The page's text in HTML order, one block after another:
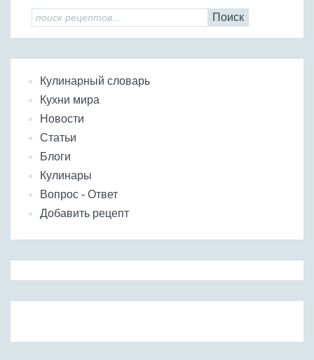
Поиск
Кулинарный словарь
Кухни мира
Новости
Статьи
Блоги
Кулинары
Вопрос - Ответ
Добавить рецепт